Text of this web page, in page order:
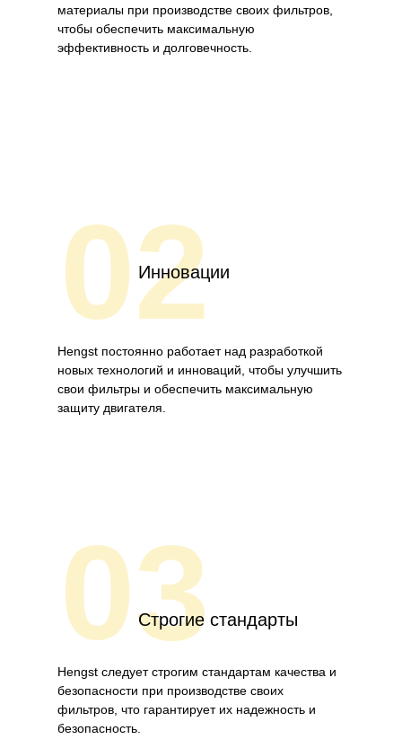
материалы при производстве своих фильтров,
чтобы обеспечить максимальную
эффективность и долговечность.
02
Инновации
Hengst постоянно работает над разработкой
новых технологий и инноваций, чтобы улучшить
свои фильтры и обеспечить максимальную
защиту двигателя.
03Строгие стандарты
Hengst следует строгим стандартам качества и
безопасности при производстве своих
фильтров, что гарантирует их надежность и
безопасность.